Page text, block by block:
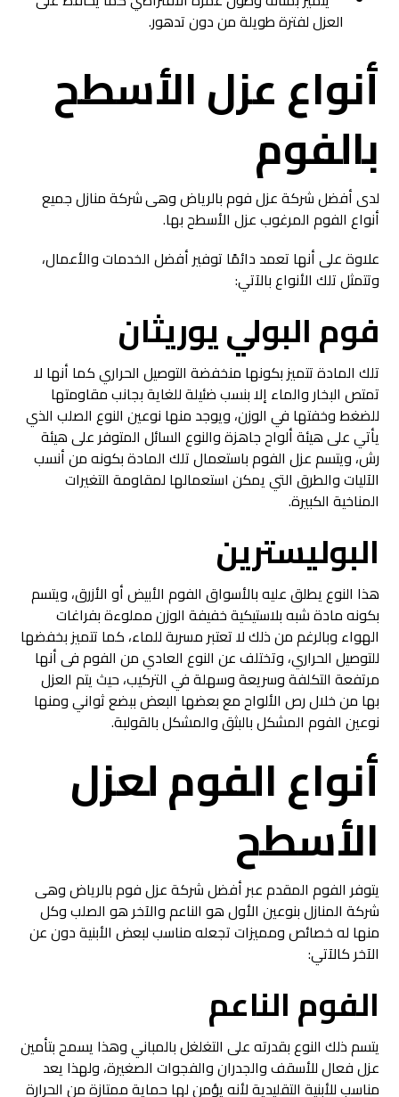
العزل لفترة طويلة من دون تدهور.
أنواع عزل الأسطح
بالفوم
لدىأفضل شركة عزل فوم بالرياضوهىشركة منازلجميع
أنواع الفوم المرغوب عزل الأسطح بها.
علاوة على أنها تعمد دائمًا توفير أفضل الخدمات والأعمال،
وتتمثل تلك الأنواع بالآتي:
فوم البولي يوريثان
تلك المادة تتميز بكونها منخفضة التوصيل الحراري كما أنها لا
تمتص البخار والماء إلا بنسب ضئيلة للغاية بجانب مقاومتها
للضغط وخفتها في الوزن، ويوجد منها نوعين النوع الصلب الذي
يأتي على هيئة ألواح جاهزة والنوع السائل المتوفر على هيئة
رش، ويتسم عزل الفوم باستعمال تلك المادة بكونه من أنسب
الآليات والطرق التي يمكن استعمالها لمقاومة التغيرات
المناخية الكبيرة.
البوليسترين
هذا النوع يطلق عليه بالأسواق الفوم الأبيض أو الأزرق، ويتسم
بكونه مادة شبه بلاستيكية خفيفة الوزن مملوءة بفراغات
الهواء وبالرغم من ذلك لا تعتبر مسربة للماء، كما تتميز بخفضها
للتوصيل الحراري، وتختلف عن النوع العادي من الفوم فى أنها
مرتفعة التكلفة وسريعة وسهلة في التركيب، حيث يتم العزل
بها من خلال رص الألواح مع بعضها البعض ببضع ثواني ومنها
نوعين الفوم المشكل بالبثق والمشكل بالقولبة.
أنواع الفوم لعزل
الأسطح
يتوفر الفوم المقدم عبرأفضل شركة عزل فوم بالرياضوهى
شركة المنازل بنوعين الأول هو الناعم والآخر هو الصلب وكل
منها له خصائص ومميزات تجعله مناسب لبعض الأبنية دون عن
الآخر كالآتي:
الفوم الناعم
يتسم ذلك النوع بقدرته على التغلغل بالمباني وهذا يسمح بتأمين
عزل فعال للأسقف والجدران والفجوات الصغيرة، ولهذا يعد
مناسب للأبنية التقليدية لأنه يؤمن لها حماية ممتازة من الحرارة